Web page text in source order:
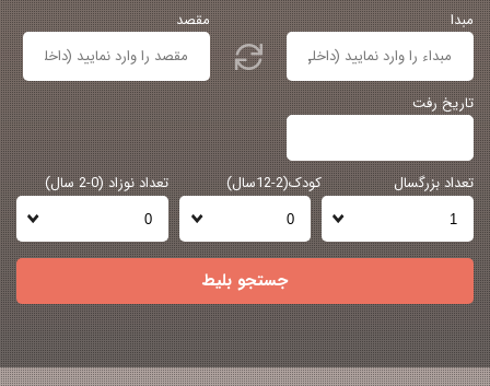
مبدا
مقصد
تاریخ رفت
تعداد بزرگسال کودک(2-12سال) تعداد نوزاد (0-2 سال)
جستجو بلیط